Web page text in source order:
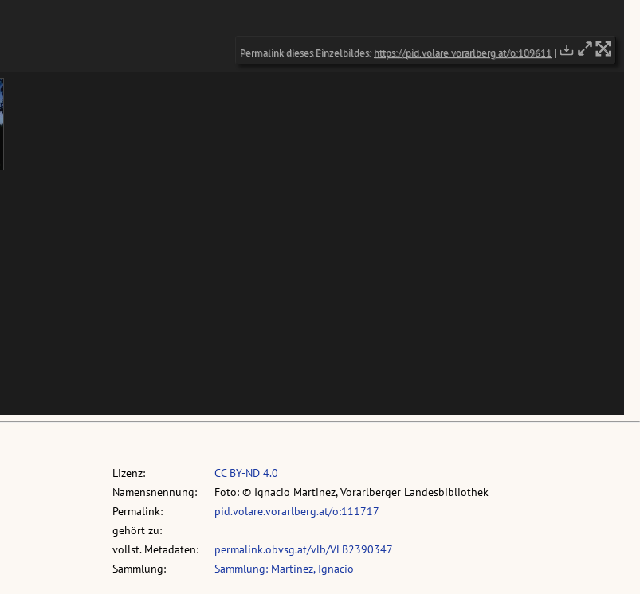
Lizenz:
CC BY-ND 4.0
Namensnennung:
Foto: © Ignacio Martinez, Vorarlberger Landesbibliothek
Permalink:
pid.volare.vorarlberg.at/o:111717
gehört zu:
vollst. Metadaten:
permalink.obvsg.at/vlb/VLB2390347
Sammlung:
Sammlung: Martinez, Ignacio